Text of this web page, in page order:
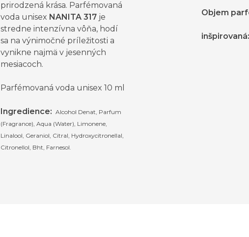
prirodzená krása. Parfémovaná
voda unisex NANITA 317 je
stredne intenzívna vôňa, hodí
sa na výnimočné príležitosti a
vynikne najmä v jesenných
mesiacoch.
Parfémovaná voda unisex 10 ml
Ingredience: Alcohol Denat, Parfum
(Fragrance), Aqua (Water), Limonene,
Linalool, Geraniol, Citral, Hydroxycitronellal,
Citronellol, Bht, Farnesol.
Objem
inšpirovaná: